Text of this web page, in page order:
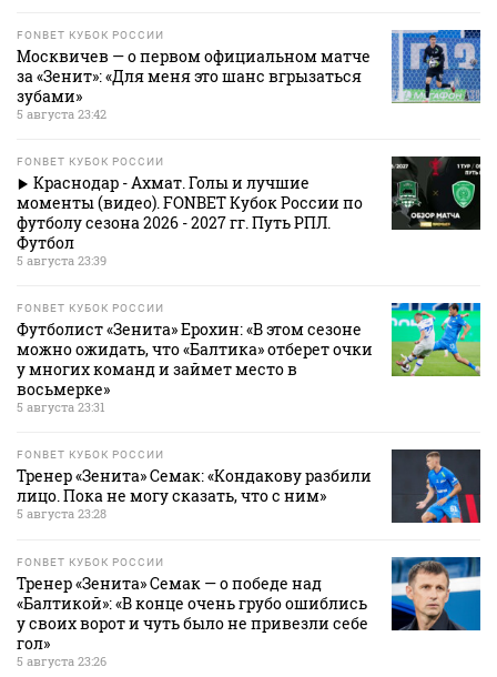
FONBET КУБОК РОССИИ
Москвичев — о первом официальном матче
за «Зенит»: «Для меня это шанс вгрызаться
зубами»
5 августа 23:42
FONBET КУБОК РОССИИ
Краснодар - Ахмат. Голы и лучшие
моменты (видео). FONBET Кубок России по
футболу сезона 2026 - 2027 гг. Путь РПЛ.
Футбол
5 августа 23:39
FONBET КУБОК РОССИИ
Футболист «Зенита» Ерохин: «В этом сезоне
можно ожидать, что «Балтика» отберет очки
у многих команд и займет место в
восьмерке»
5 августа 23:31
FONBET КУБОК РОССИИ
Тренер «Зенита» Семак: «Кондакову разбили
лицо. Пока не могу сказать, что с ним»
5 августа 23:28
FONBET КУБОК РОССИИ
Тренер «Зенита» Семак — о победе над
«Балтикой»: «В конце очень грубо ошиблись
у своих ворот и чуть было не привезли себе
гол»
5 августа 23:26